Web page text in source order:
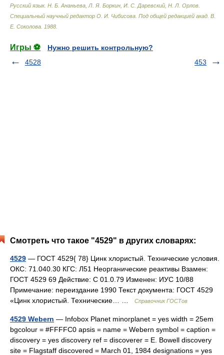
Русский язык. Н. Б. Ананьева, Л. Я. Боркин, И. С. Даревский, Н. Л. Орлов.
Специальный научный редактор О. И. Чибисова. Под общей редакцией акад. В.
Е. Соколова 1988
Игры ⚽
Нужно решить контрольную?
4528
453
Смотреть что такое "4529" в других словарях:
4529 — ГОСТ 4529{ 78} Цинк хлористый. Технические условия.
ОКС: 71.040.30 КГС: Л51 Неорганические реактивы Взамен:
ГОСТ 4529 69 Действие: С 01.0.79 Изменен: ИУС 10/88
Примечание: переиздание 1990 Текст документа: ГОСТ 4529
«Цинк хлористый. Технические… …
Справочник ГОСТов
4529 Webern — Infobox Planet minorplanet = yes width = 25em
bgcolour = #FFFFC0 apsis = name = Webern symbol = caption =
discovery = yes discovery ref = discoverer = E. Bowell discovery
site = Flagstaff discovered = March 01, 1984 designations = yes